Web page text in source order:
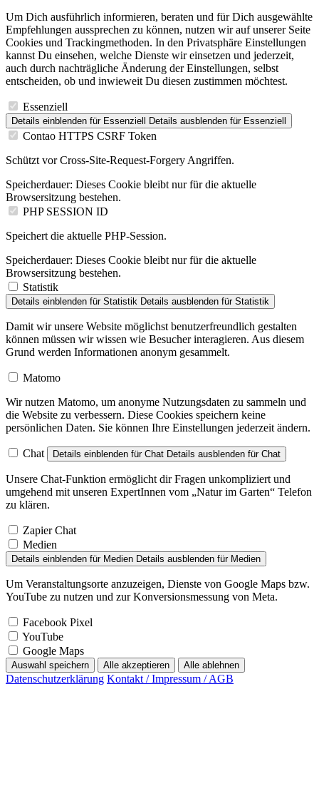
Um Dich ausführlich informieren, beraten und für Dich ausgewählte
Empfehlungen aussprechen zu können, nutzen wir auf unserer Seite
Cookies und Trackingmethoden. In den Privatsphäre Einstellungen
kannst Du einsehen, welche Dienste wir einsetzen und jederzeit,
auch durch nachträgliche Änderung der Einstellungen, selbst
entscheiden, ob und inwieweit Du diesen zustimmen möchtest.
Essenziell
Details einblenden für Essenziell Details ausblenden für Essenziell
Contao HTTPS CSRF Token
Schützt vor Cross-Site-Request-Forgery Angriffen.
Speicherdauer: Dieses Cookie bleibt nur für die aktuelle
Browsersitzung bestehen.
PHP SESSION ID
Speichert die aktuelle PHP-Session.
Speicherdauer: Dieses Cookie bleibt nur für die aktuelle
Browsersitzung bestehen.
Statistik
Details einblenden für Statistik Details ausblenden für Statistik
Damit wir unsere Website möglichst benutzerfreundlich gestalten
können müssen wir wissen wie Besucher interagieren. Aus diesem
Grund werden Informationen anonym gesammelt.
Matomo
Wir nutzen Matomo, um anonyme Nutzungsdaten zu sammeln und
die Website zu verbessern. Diese Cookies speichern keine
persönlichen Daten. Sie können Ihre Einstellungen jederzeit ändern.
Chat Details einblenden für Chat Details ausblenden für Chat
Unsere Chat-Funktion ermöglicht dir Fragen unkompliziert und
umgehend mit unseren ExpertInnen vom „Natur im Garten“ Telefon
zu klären.
Zapier Chat
Medien
Details einblenden für Medien Details ausblenden für Medien
Um Veranstaltungsorte anzuzeigen, Dienste von Google Maps bzw.
YouTube zu nutzen und zur Konversionsmessung von Meta.
Facebook Pixel
YouTube
Google Maps
Auswahl speichern Alle akzeptieren Alle ablehnen
Datenschutzerklärung Kontakt / Impressum / AGB